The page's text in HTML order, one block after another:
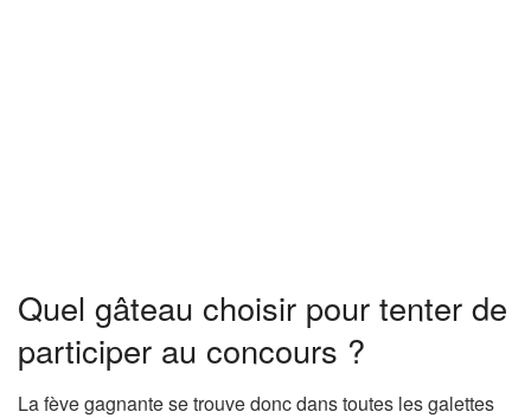
Quel gâteau choisir pour tenter de
participer au concours ?
La fève gagnante se trouve donc dans toutes les galettes